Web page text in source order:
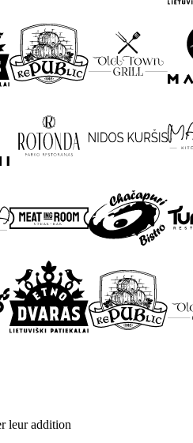
leur addition